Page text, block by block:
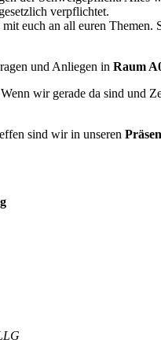
verpflichtet.
euch an all euren Themen.
und Anliegen in Raum
wir gerade da sind und
sind wir in unseren